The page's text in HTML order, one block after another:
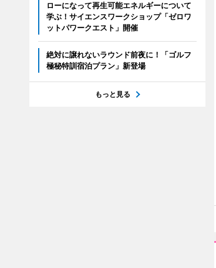
ローになって再生可能エネルギーについて
学ぶ！サイエンスワークショップ「ゼロワ
ットパワークエスト」開催
絶対に譲れないラウンド前夜に！「ゴルフ
極秘特訓宿泊プラン」新登場
もっと見る